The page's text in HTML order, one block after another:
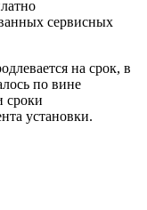
сервисных
на срок, в
по вине
сроки
установки.